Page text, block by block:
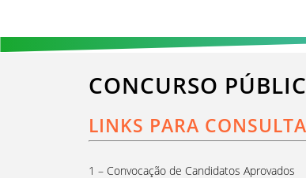
CONCURSO
LINKS PARA
1 – Convocação de Candidatos Aprovados